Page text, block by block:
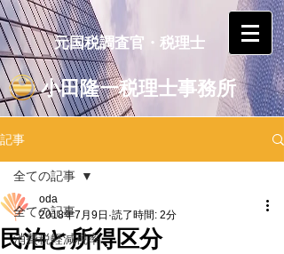
元国税調査官・税理士
小田隆一税理士事務所
記事
全ての記事
消費税軽減税率
全ての記事
民泊と所得区分
oda
2018年7月9日 読了時間: 2分